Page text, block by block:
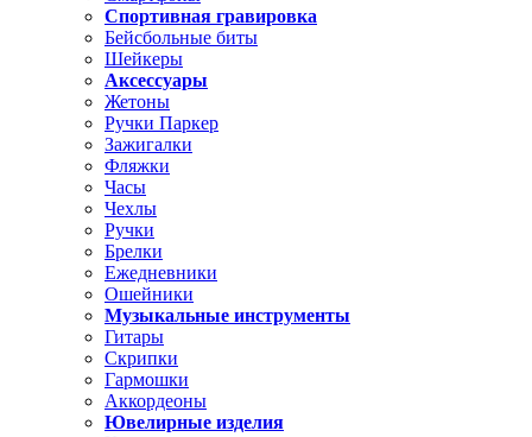
Спортивная гравировка
Бейсбольные биты
Шейкеры
Аксессуары
Жетоны
Ручки Паркер
Зажигалки
Фляжки
Часы
Чехлы
Ручки
Брелки
Ежедневники
Ошейники
Музыкальные инструменты
Гитары
Скрипки
Гармошки
Аккордеоны
Ювелирные изделия